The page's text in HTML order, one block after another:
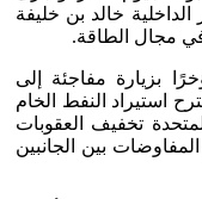
خالد بن خليفة
مجال الطاقة.
بزيارة مفاجئة إلى
استيراد النفط الخام
تخفيف العقوبات
بين الجانبين